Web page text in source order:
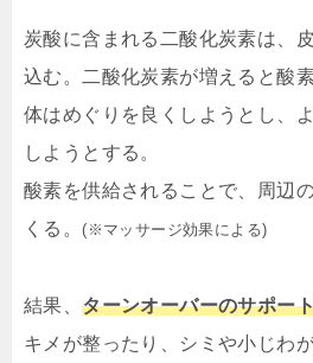
炭酸に含まれる二酸化炭素は、
込む。二酸化炭素が増えると酸
体はめぐりを良くしようとし、
しようとする。
酸素を供給されることで、周辺
くる。(※マッサージ効果による)
結果、ターンオーバーのサポー
キメが整ったり、シミや小じわ